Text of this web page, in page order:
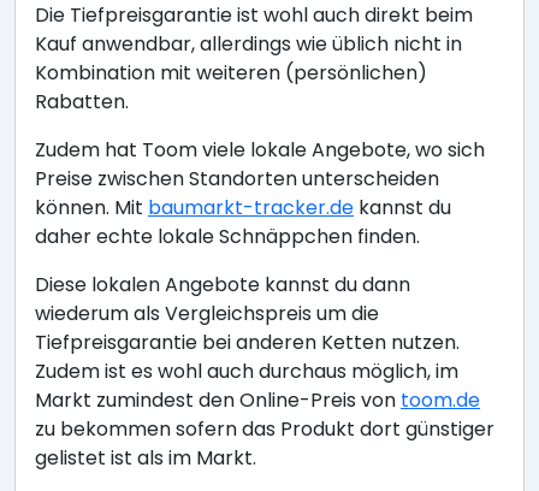
Die Tiefpreisgarantie ist wohl auch direkt beim
Kauf anwendbar, allerdings wie üblich nicht in
Kombination mit weiteren (persönlichen)
Rabatten.
Zudem hat Toom viele lokale Angebote, wo sich
Preise zwischen Standorten unterscheiden
können. Mit baumarkt-tracker.de kannst du
daher echte lokale Schnäppchen finden.
Diese lokalen Angebote kannst du dann
wiederum als Vergleichspreis um die
Tiefpreisgarantie bei anderen Ketten nutzen.
Zudem ist es wohl auch durchaus möglich, im
Markt zumindest den Online-Preis von toom.de
zu bekommen sofern das Produkt dort günstiger
gelistet ist als im Markt.